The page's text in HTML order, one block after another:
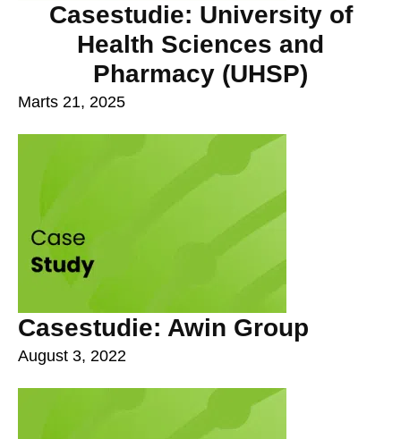
Casestudie: University of
Health Sciences and
Pharmacy (UHSP)
Marts 21, 2025
Casestudie: Awin Group
August 3, 2022